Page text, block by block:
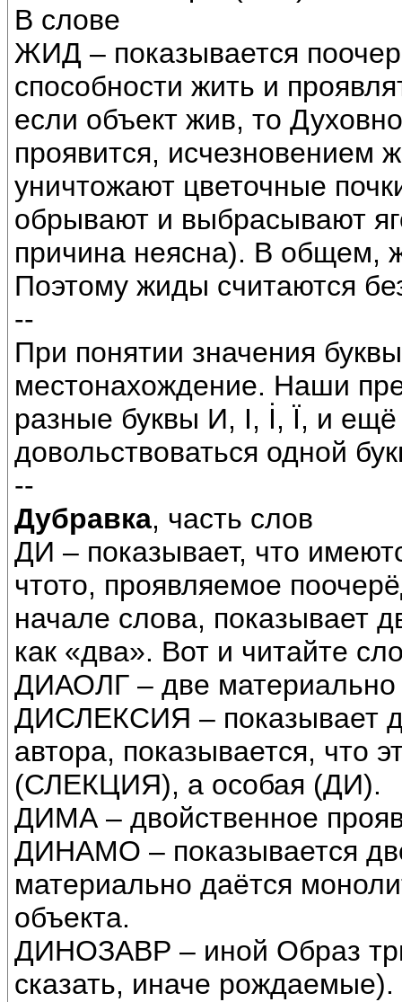
В слове
ЖИД – показывается
способности жить и
если объект жив, то
проявится,
уничтожают цветочные
обрывают и выбрасывают
причина неясна). В общем,
Поэтому жиды считаются
--
При понятии значения
местонахождение. Наши
разные буквы И, І, İ, Ї, и
довольствоваться одной
--
Дубравка, часть слов
ДИ – показывает, что
чтото, проявляемое
начале слова, показывает
как «два». Вот и читайте
ДИАОЛГ – две материально
ДИСЛЕКСИЯ – показывает
автора, показывается, что
(СЛЕКЦИЯ), а особая (ДИ).
ДИМА – двойственное
ДИНАМО – показывается
материально даётся
объекта.
ДИНОЗАВР – иной Образ
сказать, иначе рождаемые).